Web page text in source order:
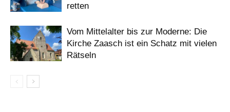
retten
Vom Mittelalter bis zur Moderne: Die
Kirche Zaasch ist ein Schatz mit vielen
Rätseln